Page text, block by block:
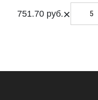
751.70 руб.×